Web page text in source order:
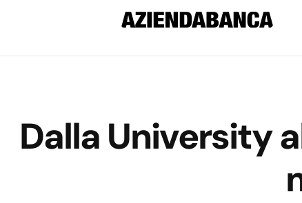
Dalla University